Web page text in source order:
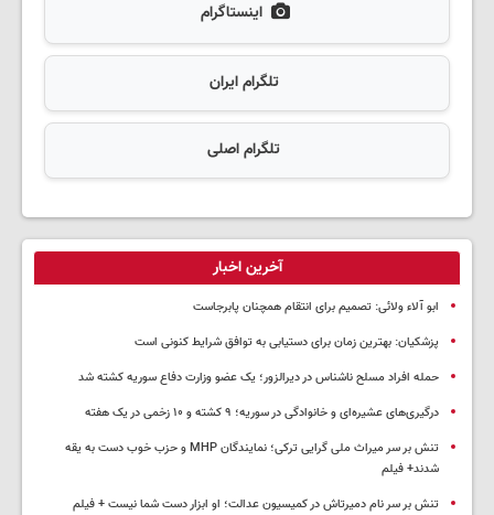
اینستاگرام
تلگرام ایران
تلگرام اصلی
آخرین اخبار
ابو آلاء ولائی: تصمیم برای انتقام همچنان پابرجاست
پزشکیان‌: بهترین زمان برای دستیابی به توافق شرایط کنونی است
حمله افراد مسلح ناشناس در دیرالزور؛ یک عضو وزارت دفاع سوریه کشته شد
درگیری‌های عشیره‌ای و خانوادگی در سوریه؛ ۹ کشته و ۱۰ زخمی در یک هفته
تنش بر سر میراث ملی گرایی ترکی؛ نمایندگان MHP و حزب خوب دست به یقه
شدند+ فیلم
تنش بر سر نام دمیرتاش در کمیسیون عدالت؛ او ابزار دست شما نیست + فیلم